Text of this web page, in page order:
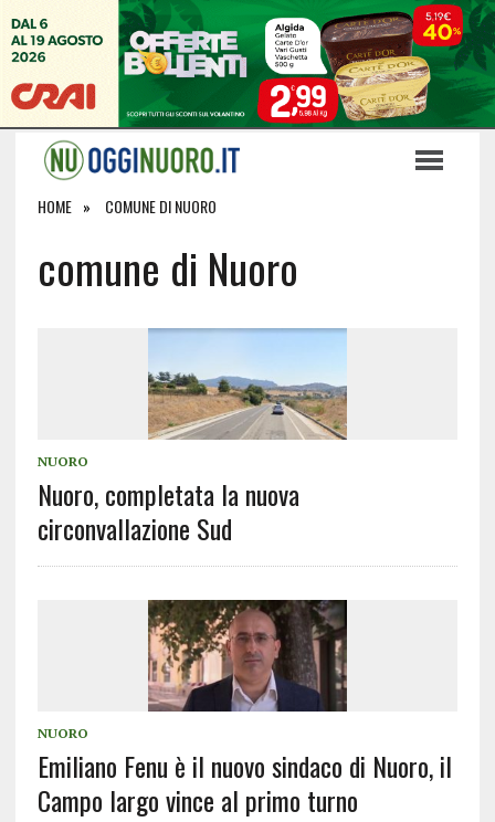
HOME COMUNE DI NUORO
comune di Nuoro
NUORO
Nuoro, completata la nuova
circonvallazione Sud
NUORO
Emiliano Fenu è il nuovo sindaco di Nuoro, il
Campo largo vince al primo turno